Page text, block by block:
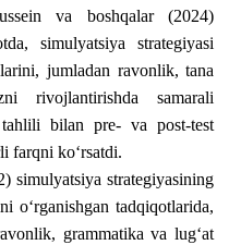
va boshqalar (2024)
simulyatsiya strategiyasi
jumladan ravonlik, tana
rivojlantirishda samarali
bilan pre- va post-test
farqni ko‘rsatdi.
simulyatsiya strategiyasining
o‘rganishgan tadqiqotlarida,
grammatika va lug‘at